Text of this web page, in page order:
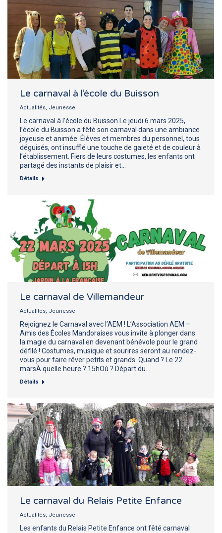
Le carnaval à l’école du Buisson
Actualités, Jeunesse
Le carnaval à l’école du Buisson Le jeudi 6 mars 2025,
l’école du Buisson a fêté son carnaval dans une ambiance
joyeuse et animée. Élèves et membres du personnel, tous
déguisés, ont insufflé une touche de gaieté et de couleur à
l’établissement. Fiers de leurs costumes, les enfants ont
partagé des instants de plaisir et…
Détails
Le carnaval de Villemandeur
Actualités, Jeunesse
Rejoignez le Carnaval avec l’AEM ! L’Association AEM –
Amis des Écoles Mandoraises vous invite à plonger dans
la magie du carnaval en devenant bénévole pour le grand
défilé ! Costumes, musique et sourires seront au rendez-
vous pour faire rêver petits et grands. Quand ? Le 22
marsÀ quelle heure ? 15hOù ? Départ du…
Détails
Le carnaval du Relais Petite Enfance
Actualités, Jeunesse
Les enfants du Relais Petite Enfance ont fêté carnaval